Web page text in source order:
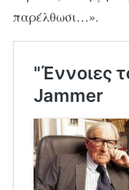
παρέλθωσι…».